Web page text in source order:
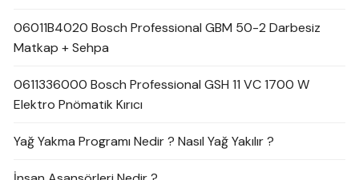
06011B4020 Bosch Professional GBM 50-2 Darbesiz
Matkap + Sehpa
0611336000 Bosch Professional GSH 11 VC 1700 W
Elektro Pnömatik Kırıcı
Yağ Yakma Programı Nedir ? Nasıl Yağ Yakılır ?